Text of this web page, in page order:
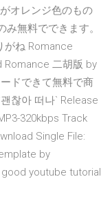
オレンジ色のもの
無料でできます。
がね Romance
Romance 二胡版 by
ドできて無料で商
찮아 떠나` Release
320kbps Track
Single File:
by
youtube tutorial